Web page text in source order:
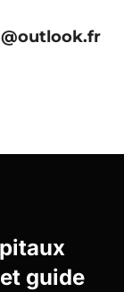
guide